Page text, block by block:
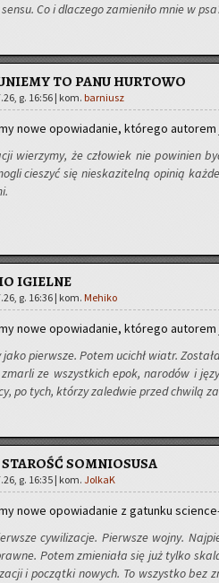
Co i dla­cze­go za­mie­ni­ło mnie w
TO PANU HURTOWO
g. 16:56 | kom. barniusz
nowe opo­wia­da­nie, któ­re­go
wie­rzy­my, że czło­wiek nie po­wi­nien
cie­szyć się nie­ska­zi­tel­ną opi­nią
IGIELNE
g. 16:36 | kom. Mehiko
nowe opo­wia­da­nie, któ­re­go
jako pierw­sze. Potem ucichł wiatr.
zmar­li ze wszyst­kich epok, na­ro­dów i
po tych, któ­rzy za­le­d­wie przed chwi­lą
SOMNIOSUSA
g. 16:35 | kom. JolkaK
nowe opo­wia­da­nie z ga­tun­ku
cy­wi­li­za­cje. Pierw­sze wojny.
Potem zmie­nia­ła się już tylko
i po­cząt­ki no­wych. To wszyst­ko